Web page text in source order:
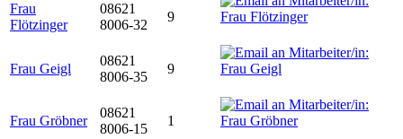
Frau
Flötzinger
08621
8006-32
9
Frau Geigl
08621
8006-35
9
Frau Gröbner
08621
8006-15
1